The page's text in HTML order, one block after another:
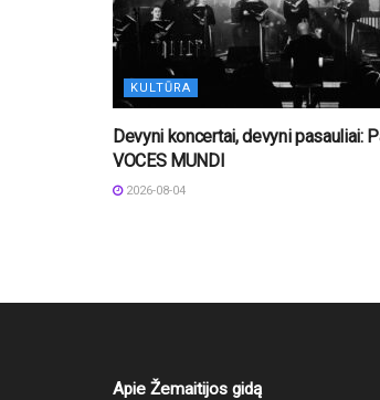
KULTŪRA
Devyni koncertai, devyni pasauliai:
VOCES MUNDI
2026-08-04
Apie Žemaitijos gidą